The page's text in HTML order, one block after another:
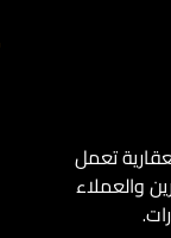
تعمل
والعملاء